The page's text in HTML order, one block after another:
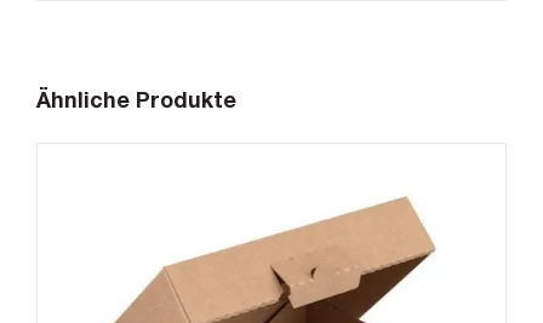
Ähnliche Produkte